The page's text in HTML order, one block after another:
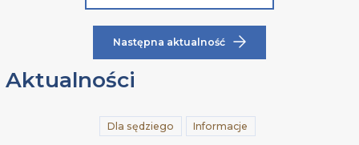
Następna aktualność
Aktualności
Dla sędziego Informacje